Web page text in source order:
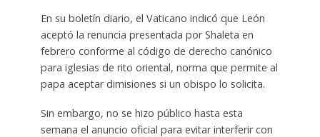
En su boletín diario, el Vaticano indicó que León
aceptó la renuncia presentada por Shaleta en
febrero conforme al código de derecho canónico
para iglesias de rito oriental, norma que permite al
papa aceptar dimisiones si un obispo lo solicita.
Sin embargo, no se hizo público hasta esta
semana el anuncio oficial para evitar interferir con